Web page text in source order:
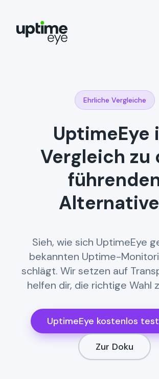
Ehrliche Vergleiche
UptimeEye
Vergleich zu
Sieh, wie sich UptimeEye
bekannten Uptime-
schlägt. Wir setzen auf
helfen dir, die richtige Wahl
UptimeEye kostenlos
Zur Doku